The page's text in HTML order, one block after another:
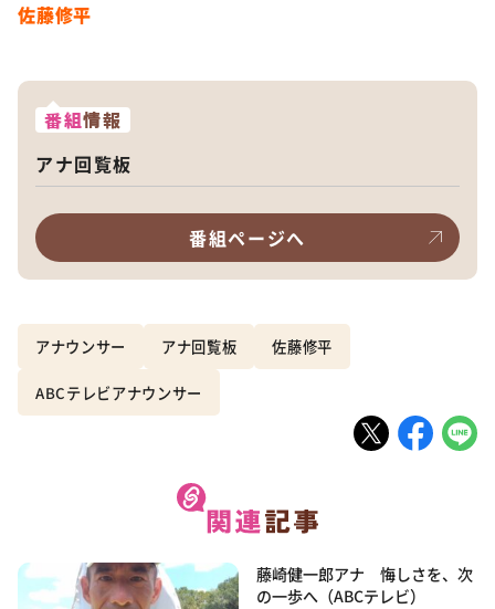
佐藤修平
番組情報
アナ回覧板
番組ページへ
アナウンサー アナ回覧板 佐藤修平
ABCテレビアナウンサー
藤崎健一郎アナ 悔しさを、次
の一歩へ（ABCテレビ）